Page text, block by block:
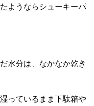
ようならシューキーパ
水分は、なかなか乾き
っているまま下駄箱や